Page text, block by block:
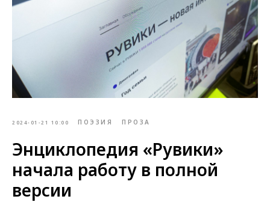
2024-01-21 10:00 ПОЭЗИЯ ПРОЗА
Энциклопедия «Рувики»
начала работу в полной
версии